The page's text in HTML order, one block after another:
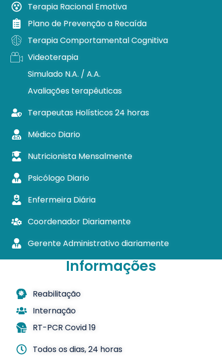
Terapia Racional Emotiva
Plano de Prevenção a Recaída
Terapia Comportamental Cognitiva
Videoterapia
Simulado N.A. / A.A.
Avaliações terapêuticas
Terapeutas Holísticos 24 horas
Médico Diario
Nutricionista Mensalmente
Psicólogo Diario
Enfermeira Diária
Coordenador Diariamente
Gerente Administrativo diariamente
Informações
Reabilitação
Internação
RT-PCR Covid 19
Todos os dias, 24 horas